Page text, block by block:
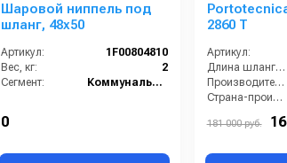
Шаровой ниппель под
шланг, 48х50
Артикул:
1F00804810
Вес, кг:
2
Сегмент:
Коммунальный сегмент
0
Portotecnica ML CMP
2860 T
Артикул:
Длина шланга ВД (м):
Производительность (л/ч):
Страна-производитель:
Мощность (кВт):
181 000 руб.